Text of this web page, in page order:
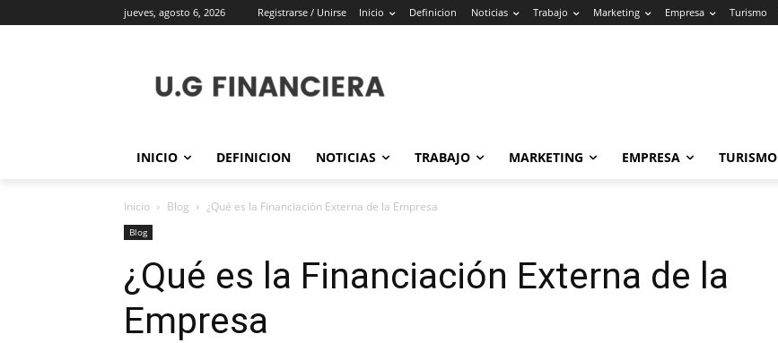
jueves, agosto 6, 2026 Registrarse / Unirse Inicio Definicion Noticias Trabajo Marketing Empresa Turismo
INICIO DEFINICION NOTICIAS TRABAJO MARKETING EMPRESA TURISMO
Inicio Blog ¿Qué es la Financiación Externa de la Empresa
Blog
¿Qué es la Financiación Externa de la
Empresa